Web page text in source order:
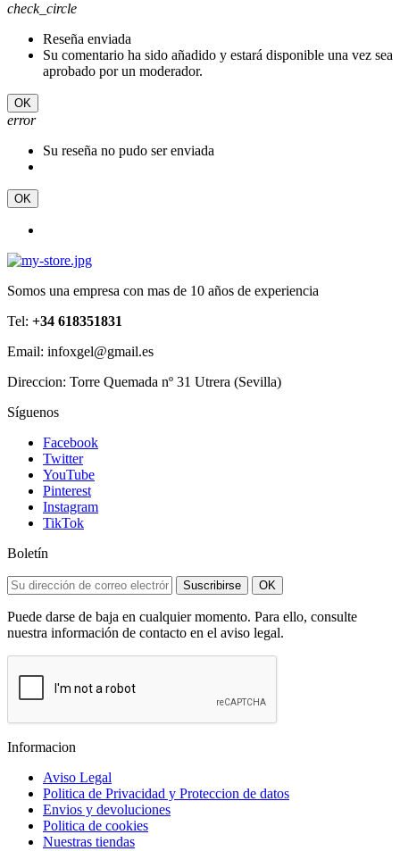
check_circle
Reseña enviada
Su comentario ha sido añadido y estará disponible una vez sea
aprobado por un moderador.
OK
error
Su reseña no pudo ser enviada
OK
Somos una empresa con mas de 10 años de experiencia
Tel: +34 618351831
Email: infoxgel@gmail.es
Direccion: Torre Quemada nº 31 Utrera (Sevilla)
Síguenos
Facebook
Twitter
YouTube
Pinterest
Instagram
TikTok
Boletín
Suscribirse OK
Puede darse de baja en cualquier momento. Para ello, consulte
nuestra información de contacto en el aviso legal.
Informacion
Aviso Legal
Politica de Privacidad y Proteccion de datos
Envios y devoluciones
Politica de cookies
Nuestras tiendas